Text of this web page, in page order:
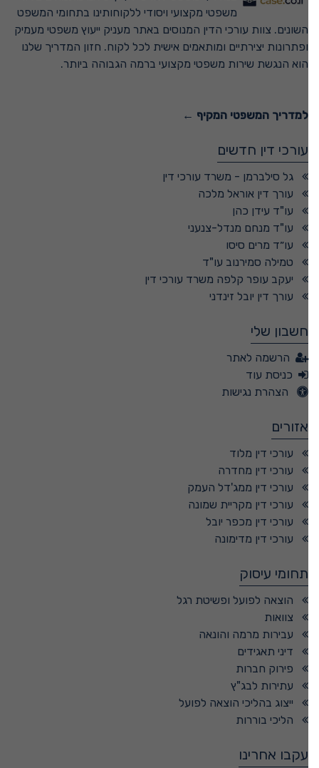
משפטי מקצועי ויסודי ללקוחותינו בתחומי המשפט
השונים. צוות עורכי הדין המנוסים באתר מעניק ייעוץ משפטי מעמיק
ופתרונות יצירתיים ומותאמים אישית לכל לקוח. חזון המדריך שלנו
הוא הנגשת שירות משפטי מקצועי ברמה הגבוהה ביותר.
למדריך המשפטי המקיף ←
עורכי דין חדשים
גל סילברמן - משרד עורכי דין
עורך דין אוראל מלכה
עו"ד עידן כהן
עו"ד מנחם מנדל-צנעני
עו״ד מרים סיסו
טמילה סמירנוב עו"ד
יעקב עופר קלפה משרד עורכי דין
עורך דין יובל זינדני
חשבון שלי
הרשמה לאתר
כניסת עוד
הצהרת נגישות
אזורים
עורכי דין מלוד
עורכי דין מחדרה
עורכי דין ממג'דל העמק
עורכי דין מקריית שמונה
עורכי דין מכפר יובל
עורכי דין מדימונה
תחומי עיסוק
הוצאה לפועל ופשיטת רגל
צוואות
עבירות מרמה והונאה
דיני תאגידים
פירוק חברות
עתירות לבג"ץ
ייצוג בהליכי הוצאה לפועל
הליכי בוררות
עקבו אחרינו